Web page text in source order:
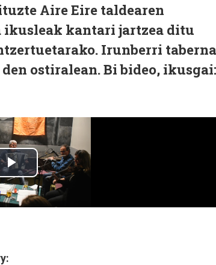
Aire Eire taldearen
ikusleak kantari jartzea ditu
Irunberri
ostiralean. Bi bideo, ikusgai: